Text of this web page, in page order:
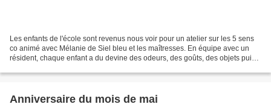
Les enfants de l'école sont revenus nous voir pour un atelier sur les 5 sens
co animé avec Mélanie de Siel bleu et les maîtresses. En équipe avec un
résident, chaque enfant a du devine des odeurs, des goûts, des objets puis
Anniversaire du mois de mai